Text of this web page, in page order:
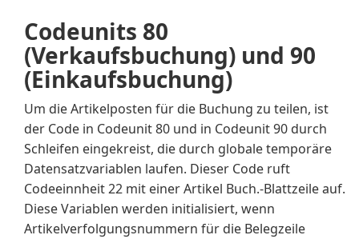
Codeunits 80
(Verkaufsbuchung) und 90
(Einkaufsbuchung)
Um die Artikelposten für die Buchung zu teilen, ist
der Code in Codeunit 80 und in Codeunit 90 durch
Schleifen eingekreist, die durch globale temporäre
Datensatzvariablen laufen. Dieser Code ruft
Codeeinnheit 22 mit einer Artikel Buch.-Blattzeile auf.
Diese Variablen werden initialisiert, wenn
Artikelverfolgungsnummern für die Belegzeile